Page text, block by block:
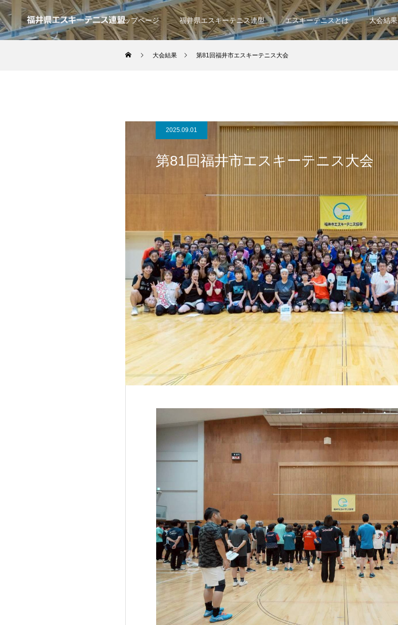
トップページ 福井県エスキーテニス連盟 エスキーテニスとは 大会結果
大会結果 第81回福井市エスキーテニス大会
2025.09.01
第81回福井市エスキーテニス大会